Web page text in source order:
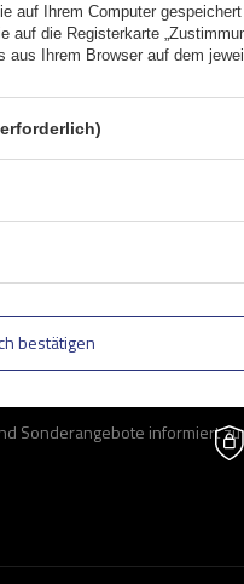
Sonderangebote informiert zu
auf Ihrem Computer
auf die Registerkarte
aus Ihrem Browser auf dem
bestätigen